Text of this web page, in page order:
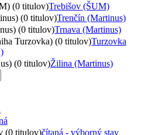
(0 titulov)Trebišov (ŠUM)
(0 titulov)Trenčín (Martinus)
(0 titulov)Trnava (Martinus)
Turzovka) (0 titulov)Turzovka
(0 titulov)Žilina (Martinus)
(0 titulov)čítaná - výborný stav